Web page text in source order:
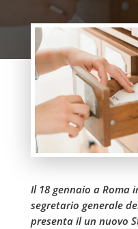
Il 18 gennaio a Roma
segretario generale
presenta il un nuovo